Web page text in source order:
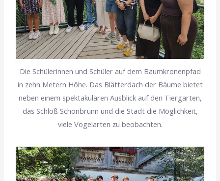
Die Schülerinnen und Schüler auf dem Baumkronenpfad
in zehn Metern Höhe. Das Blätterdach der Bäume bietet
neben einem spektakulären Ausblick auf den Tiergarten,
das Schloß Schönbrunn und die Stadt die Möglichkeit,
viele Vogelarten zu beobachten.